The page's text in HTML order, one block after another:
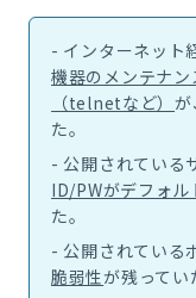
- インターネット
機器のメンテナ
（telnetなど）
た。
- 公開されている
ID/PWがデフォル
た。
- 公開されている
脆弱性が残ってい